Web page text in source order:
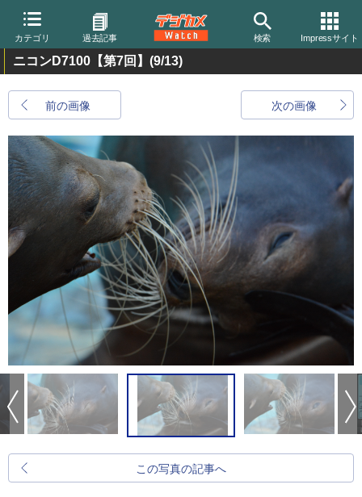
カテゴリ 過去記事 検索 Impressサイト
ニコンD7100【第7回】 (9/13)
前の画像 次の画像
この写真の記事へ